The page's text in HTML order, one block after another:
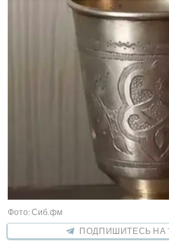
Фото: Сиб.фм
ПОДПИШИТЕСЬ НА